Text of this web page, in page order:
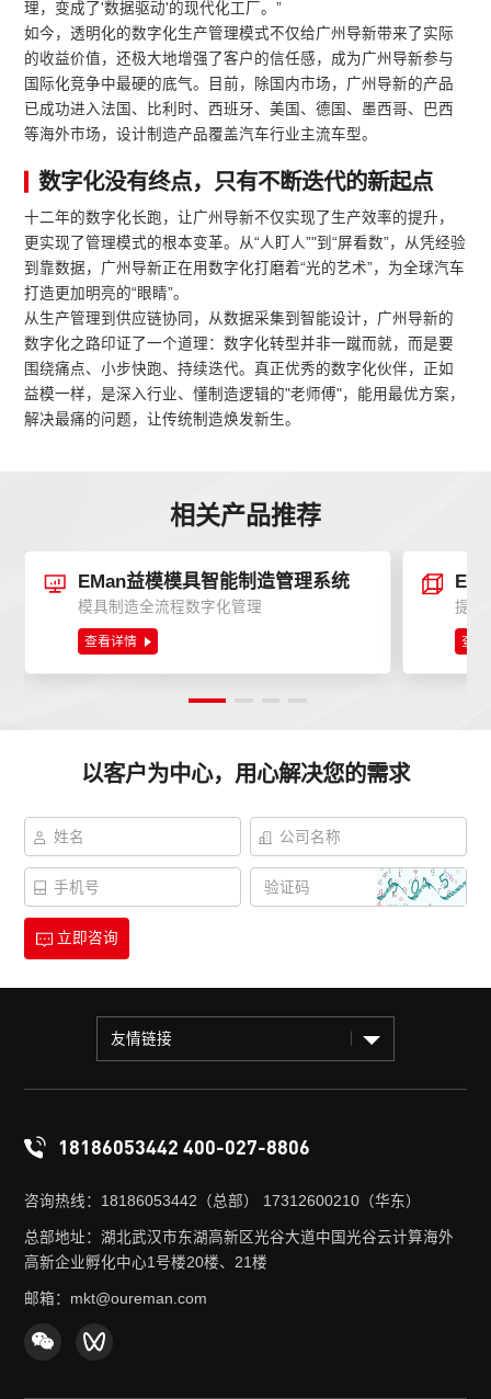
理，变成了'数据驱动'的现代化工厂。”
如今，透明化的数字化生产管理模式不仅给广州导新带来了实际
的收益价值，还极大地增强了客户的信任感，成为广州导新参与
国际化竞争中最硬的底气。目前，除国内市场，广州导新的产品
已成功进入法国、比利时、西班牙、美国、德国、墨西哥、巴西
等海外市场，设计制造产品覆盖汽车行业主流车型。
数字化没有终点，只有不断迭代的新起点
十二年的数字化长跑，让广州导新不仅实现了生产效率的提升，
更实现了管理模式的根本变革。从“人盯人”"到“屏看数”，从凭经验
到靠数据，广州导新正在用数字化打磨着“光的艺术”，为全球汽车
打造更加明亮的“眼睛”。
从生产管理到供应链协同，从数据采集到智能设计，广州导新的
数字化之路印证了一个道理：数字化转型并非一蹴而就，而是要
围绕痛点、小步快跑、持续迭代。真正优秀的数字化伙伴，正如
益模一样，是深入行业、懂制造逻辑的"老师傅"，能用最优方案，
解决最痛的问题，让传统制造焕发新生。
相关产品推荐
EMan益模模具智能制造管理系统
模具制造全流程数字化管理
查看详情 查看
以客户为中心，用心解决您的需求
立即咨询
友情链接
18186053442 400-027-8806
咨询热线：18186053442（总部） 17312600210（华东）
总部地址：湖北武汉市东湖高新区光谷大道中国光谷云计算海外
高新企业孵化中心1号楼20楼、21楼
邮箱：mkt@oureman.com